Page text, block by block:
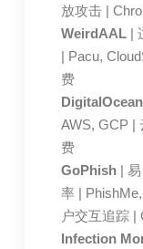
放攻击 |
WeirdAAL|
| Pacu,
费
DigitalOcean
AWS, GCP |
费
GoPhish| 易
率 |
户交互追踪 |
Infection